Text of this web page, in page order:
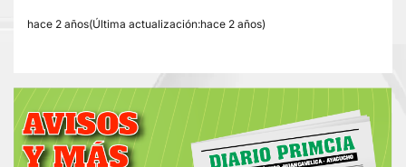
hace 2 años(Última actualización:hace 2 años)